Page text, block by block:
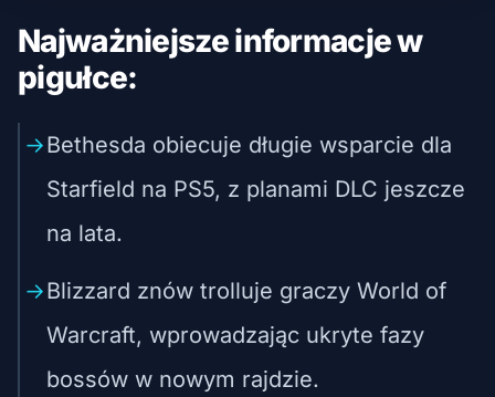
Najważniejsze informacje w
pigułce:
Bethesda obiecuje długie wsparcie dla
Starfield na PS5, z planami DLC jeszcze
na lata.
Blizzard znów trolluje graczy World of
Warcraft, wprowadzając ukryte fazy
bossów w nowym rajdzie.